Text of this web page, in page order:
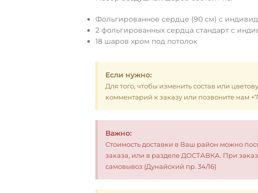
Фольгированное сердце (90 см) с
2 фольгированных сердца стандарт с
18 шаров хром под потолок
Если нужно:
Для того, чтобы изменить состав или
комментарий к заказу или позвоните нам +7
Важно:
Стоимость доставки в Ваш район можно
заказа, или в разделе ДОСТАВКА. При
самовывоз (Дунайский пр. 34/16)